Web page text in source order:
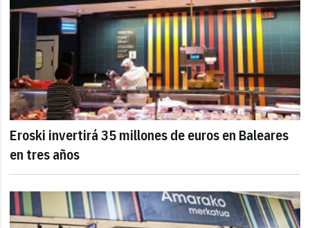
Eroski invertirá 35 millones de euros en Baleares
en tres años